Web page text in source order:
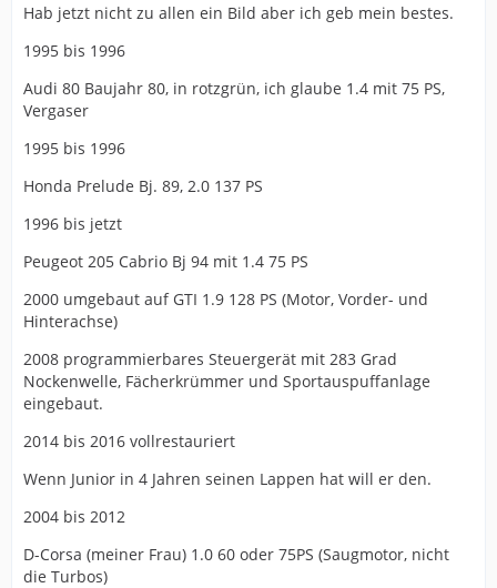
Hab jetzt nicht zu allen ein Bild aber ich geb mein bestes.
1995 bis 1996
Audi 80 Baujahr 80, in rotzgrün, ich glaube 1.4 mit 75 PS,
Vergaser
1995 bis 1996
Honda Prelude Bj. 89, 2.0 137 PS
1996 bis jetzt
Peugeot 205 Cabrio Bj 94 mit 1.4 75 PS
2000 umgebaut auf GTI 1.9 128 PS (Motor, Vorder- und
Hinterachse)
2008 programmierbares Steuergerät mit 283 Grad
Nockenwelle, Fächerkrümmer und Sportauspuffanlage
eingebaut.
2014 bis 2016 vollrestauriert
Wenn Junior in 4 Jahren seinen Lappen hat will er den.
2004 bis 2012
D-Corsa (meiner Frau) 1.0 60 oder 75PS (Saugmotor, nicht
die Turbos)